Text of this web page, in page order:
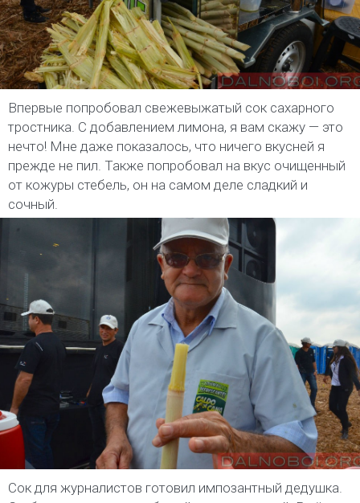
Впервые попробовал свежевыжатый сок сахарного
тростника. С добавлением лимона, я вам скажу — это
нечто! Мне даже показалось, что ничего вкусней я
прежде не пил. Также попробовал на вкус очищенный
от кожуры стебель, он на самом деле сладкий и
сочный.
Сок для журналистов готовил импозантный дедушка.